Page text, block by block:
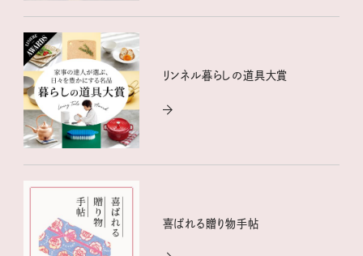
リンネル暮らしの道具大賞
喜ばれる贈り物手帖